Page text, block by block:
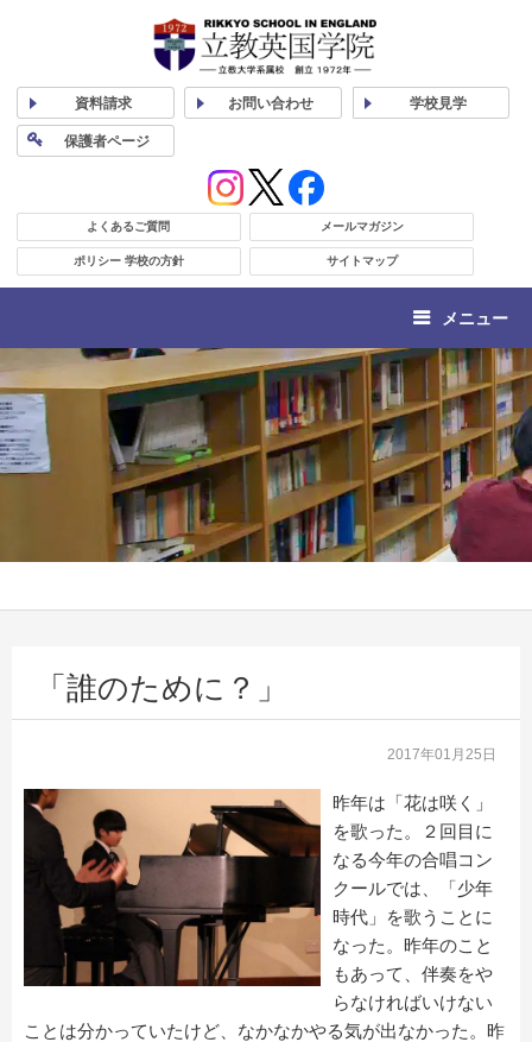
資料請求 お問い合わせ 学校見学
保護者ページ
よくあるご質問 メールマガジン
ポリシー 学校の方針 サイトマップ
メニュー
「誰のために？」
2017年01月25日
昨年は「花は咲く」
を歌った。２回目に
なる今年の合唱コン
クールでは、「少年
時代」を歌うことに
なった。昨年のこと
もあって、伴奏をや
らなければいけない
ことは分かっていたけど、なかなかやる気が出なかった。昨